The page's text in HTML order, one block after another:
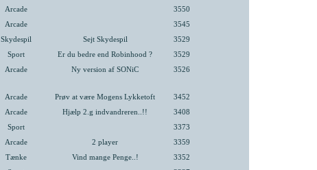
Arcade 3550
Arcade 3545
Skydespil Sejt Skydespil 3529
Sport Er du bedre end Robinhood ? 3529
Arcade Ny version af SONiC 3526
Arcade Prøv at være Mogens Lykketoft 3452
Arcade Hjælp 2.g indvandreren..!! 3408
Sport 3373
Arcade 2 player 3359
Tænke Vind mange Penge..! 3352